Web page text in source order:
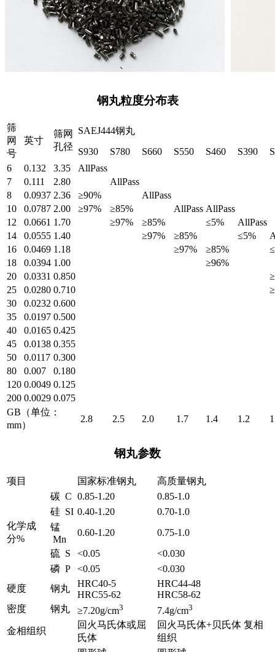
钢丸粒度分布表
筛
网
号
英寸
筛网
孔径
SAEJ444钢丸
S930
S780 S660 S550 S460 S390
6
0.132 3.35
AllPass
7
0.111 2.80
AllPass
8
0.0937 2.36 ≥90%
AllPass
10
0.0787 2.00 ≥97% ≥85% AllPass AllPass
12
0.0661 1.70 ≥97% ≥85% ≤5%
AllPass
14
0.0555 1.40 ≥97% ≥85% ≤5%
16
0.0469 1.18 ≥97% ≥85%
18
0.0394 1.00
≥96%
20
0.0331 0.850
25
0.0280 0.710
30
0.0232 0.600
35
0.0197 0.500
40
0.0165 0.425
45
0.0138 0.355
50
0.0117 0.300
80
0.007
0.180
120 0.0049 0.125
200 0.0029 0.075
GB（单位：
mm）
2.8 2.5 2.0 1.7 1.4 1.2
钢丸参数
项目 国家标准钢丸 高质量钢丸
化学成
分%
碳 C 0.85-1.20
0.85-1.0
硅 SI 0.40-1.20
0.70-1.0
锰
Mn
0.60-1.20
0.75-1.0
硫 S
<0.05
<0.030
磷 P
<0.05
<0.030
硬度
钢丸
HRC40-5
HRC55-62
HRC44-48
HRC58-62
密度
钢丸 ≥7.20g/cm3 7.4g/cm3
金相组织
回火马氏体或屈
氏体
回火马氏体+贝氏体 复相
组织